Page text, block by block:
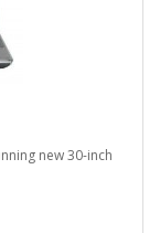
new 30-inch